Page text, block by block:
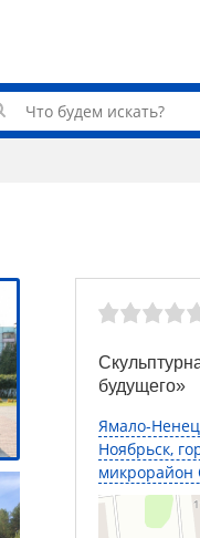
будущего»
Ямало-
Ноябрьск,
микрорайон